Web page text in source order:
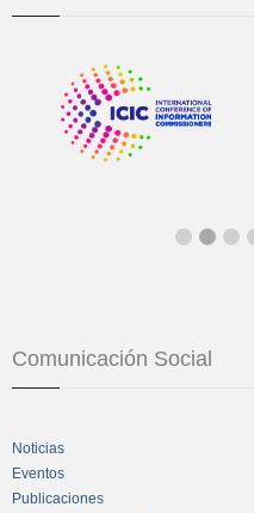
Comunicación Social
Noticias
Eventos
Publicaciones